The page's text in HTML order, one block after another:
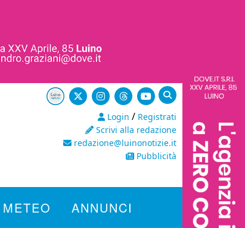
Login / Registrati
Scrivi alla redazione
redazione@luinonotizie.it
Pubblicità
METEO ANNUNCI